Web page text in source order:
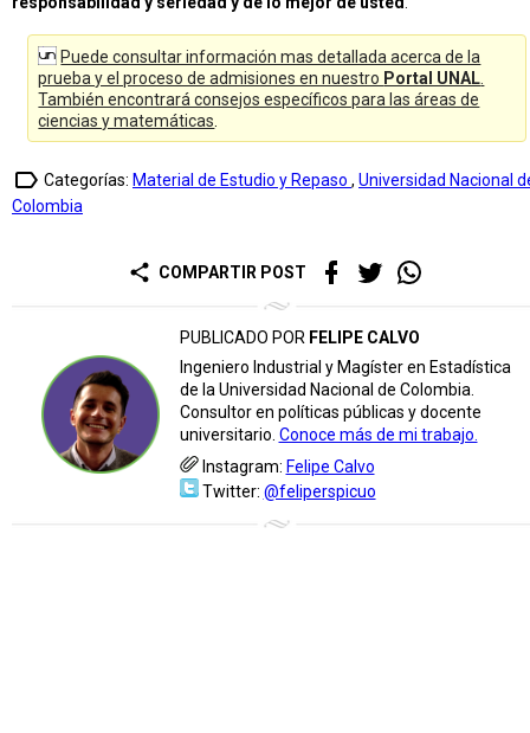
Puede consultar información mas detallada acerca de la
prueba y el proceso de admisiones en nuestro Portal UNAL
También encontrará consejos específicos para las áreas de
ciencias y matemáticas
label_outline Categorías: Material de Estudio y Repaso , Universidad Nacional
Colombia
share COMPARTIR POST
PUBLICADO POR FELIPE CALVO
Ingeniero Industrial y Magíster en Estadística
de la Universidad Nacional de Colombia.
Consultor en políticas públicas y docente
universitario. Conoce más de mi trabajo.
Instagram: Felipe Calvo
Twitter: @feliperspicuo